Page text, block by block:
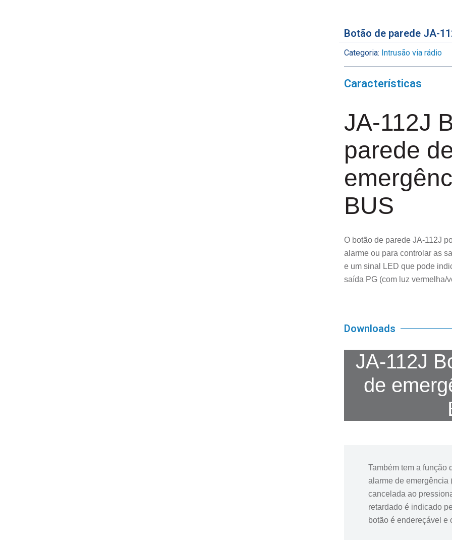
Botão de parede JA-
Categoria: Intrusão via rádio
Características
JA-112J
parede
BUS
O botão de parede JA-112J
alarme ou para controlar as
e um sinal LED que pode
saída PG (com luz vermelha/
Downloads
JA-112J
de
Também tem a função
alarme de emergência
cancelada ao
retardado é indicado
botão é endereçável e